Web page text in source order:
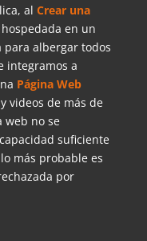
al Crear una
en un
para albergar todos
integramos a
Página Web
videos de más de
web no se
suficiente
más probable es
por